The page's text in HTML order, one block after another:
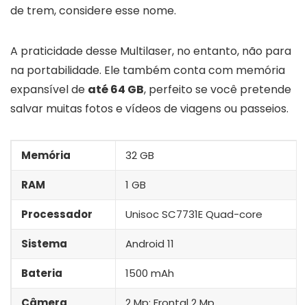
de trem, considere esse nome.
A praticidade desse Multilaser, no entanto, não para
na portabilidade. Ele também conta com memória
expansível de até 64 GB, perfeito se você pretende
salvar muitas fotos e vídeos de viagens ou passeios.
Memória 32 GB
RAM 1 GB
Processador Unisoc SC7731E Quad-core
Sistema Android 11
Bateria 1500 mAh